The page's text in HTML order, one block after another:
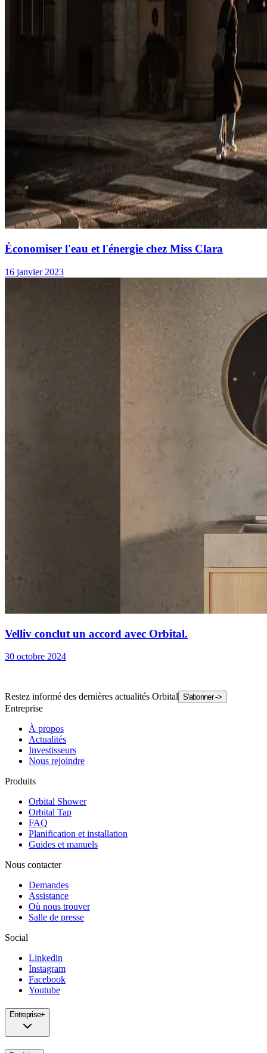
Économiser l'eau et l'énergie chez Miss Clara
16 janvier 2023
Velliv conclut un accord avec Orbital.
30 octobre 2024
Restez informé des dernières actualités Orbital S'abonner ->
Entreprise
À propos
Actualités
Investisseurs
Nous rejoindre
Produits
Orbital Shower
Orbital Tap
FAQ
Planification et installation
Guides et manuels
Nous contacter
Demandes
Assistance
Où nous trouver
Salle de presse
Social
Linkedin
Instagram
Facebook
Youtube
Entreprise+